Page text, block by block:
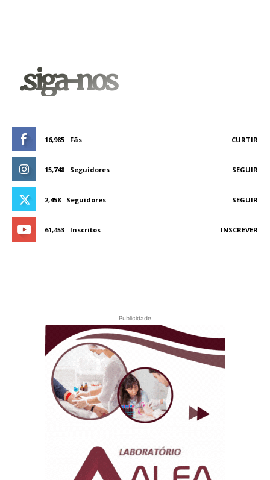
.siga-nos
16,985 Fãs CURTIR
15,748 Seguidores SEGUIR
2,458 Seguidores SEGUIR
61,453 Inscritos INSCREVER
Publicidade